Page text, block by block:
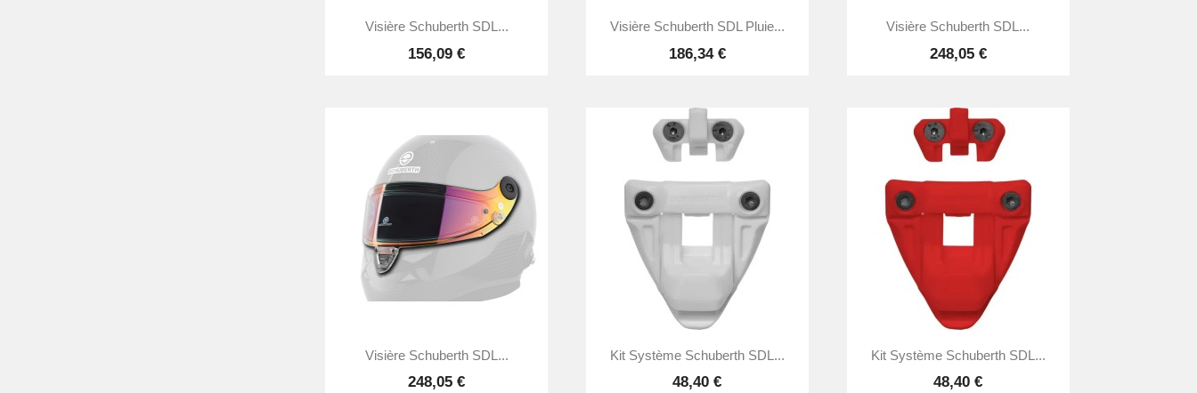
Aperçu rapide
Visière Schuberth SDL...
156,09 €
Aperçu rapide
Visière Schuberth SDL Pluie...
186,34 €
Aperçu rapide
Visière Schuberth SDL...
248,05 €
Aperçu rapide
Visière Schuberth SDL...
248,05 €
Aperçu rapide
Kit Système Schuberth SDL...
48,40 €
Aperçu rapide
Kit Système Schuberth SDL...
48,40 €